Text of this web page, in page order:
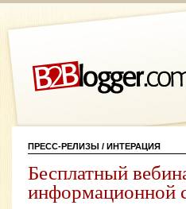
ПРЕСС-РЕЛИЗЫ / ИНТЕРАЦИЯ
Бесплатный